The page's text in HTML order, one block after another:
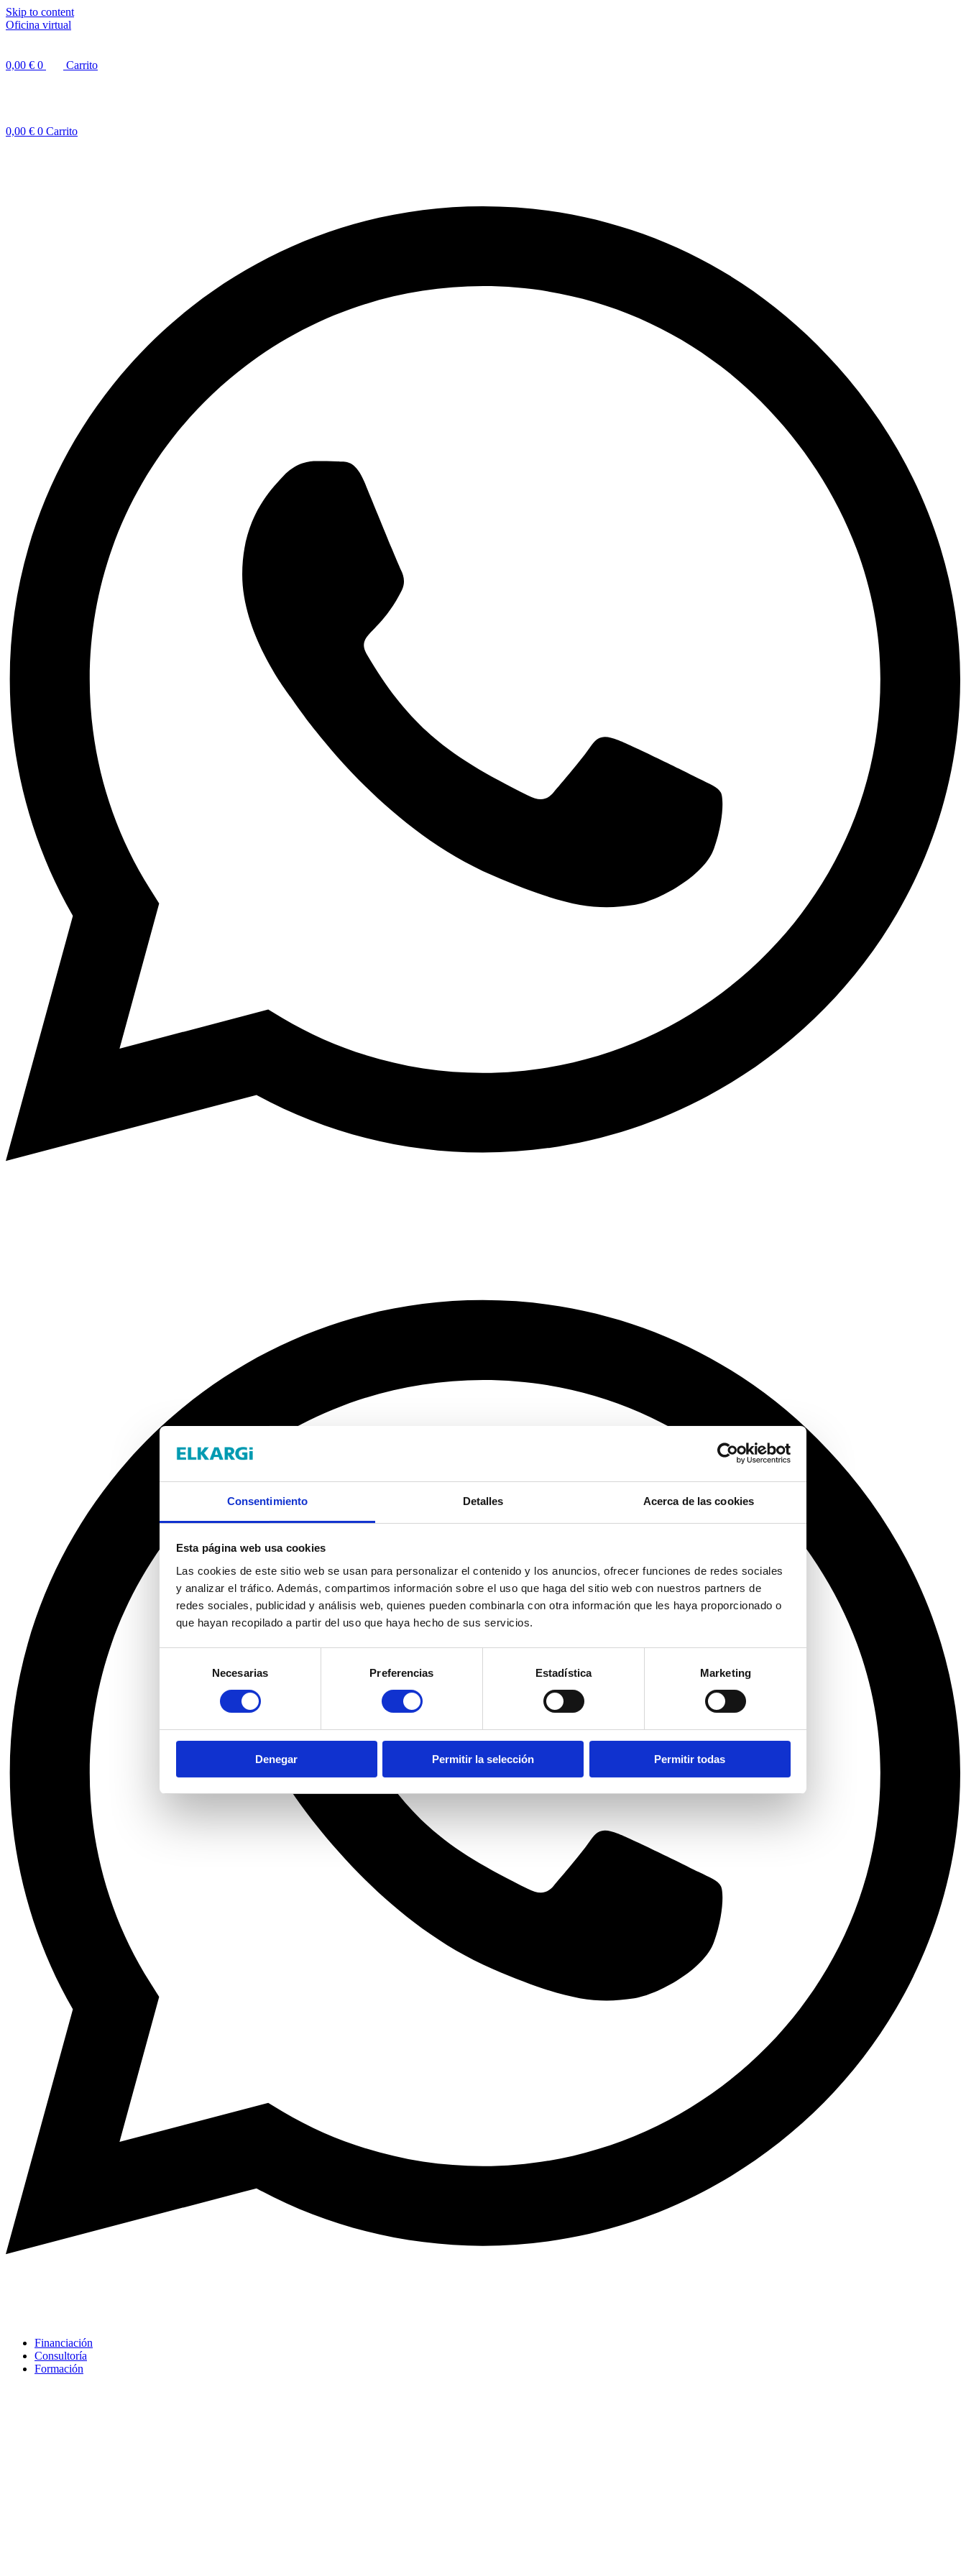
Consentimiento Detalles Acerca de las cookies
Esta página web usa cookies
Las cookies de este sitio web se usan para personalizar el contenido y los anuncios, ofrecer funciones de redes sociales
y analizar el tráfico. Además, compartimos información sobre el uso que haga del sitio web con nuestros partners de
redes sociales, publicidad y análisis web, quienes pueden combinarla con otra información que les haya proporcionado o
que hayan recopilado a partir del uso que haya hecho de sus servicios.
consentimiento
Necesarias Preferencias Estadística Marketing
Denegar Permitir la selección Permitir todas
Skip to content
Oficina virtual
0,00 € 0 Carrito
0,00 € 0 Carrito
Financiación
Consultoría
Formación